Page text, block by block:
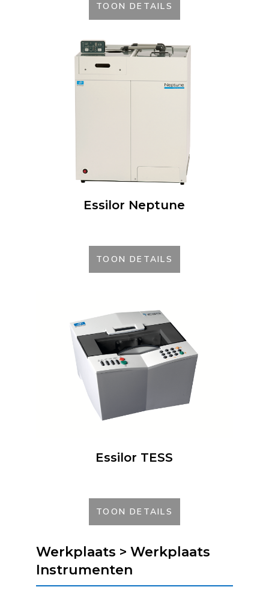
TOON DETAILS
Essilor Neptune
TOON DETAILS
Essilor TESS
TOON DETAILS
Werkplaats > Werkplaats
Instrumenten